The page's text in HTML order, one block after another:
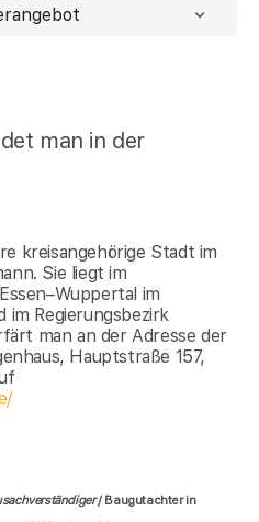
man in der
kreisangehörige Stadt im
Sie liegt im
im
im Regierungsbezirk
man an der Adresse der
Hauptstraße 157,
/ Baugutachter in